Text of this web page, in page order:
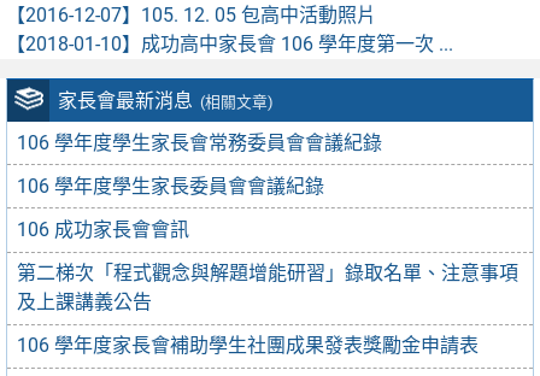
家長會最新消息 (相關文章)
106 學年度學生家長會常務委員會會議紀錄
106 學年度學生家長委員會會議紀錄
106 成功家長會會訊
第二梯次「程式觀念與解題增能研習」錄取名單、注意事項
及上課講義公告
106 學年度家長會補助學生社團成果發表獎勵金申請表
【2016-12-07】 105. 12. 05 包高中活動照片
【2018-01-10】 成功高中家長會 106 學年度第一次 ...